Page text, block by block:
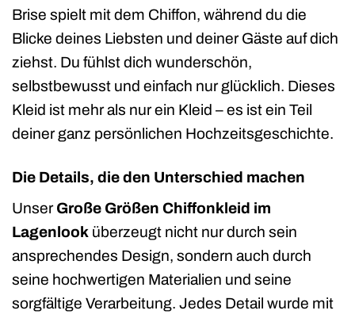
Brise spielt mit dem Chiffon, während du die
Blicke deines Liebsten und deiner Gäste auf dich
ziehst. Du fühlst dich wunderschön,
selbstbewusst und einfach nur glücklich. Dieses
Kleid ist mehr als nur ein Kleid – es ist ein Teil
deiner ganz persönlichen Hochzeitsgeschichte.
Die Details, die den Unterschied machen
UnserGroße Größen Chiffonkleid im
Lagenlook überzeugt nicht nur durch sein
ansprechendes Design, sondern auch durch
seine hochwertigen Materialien und seine
sorgfältige Verarbeitung. Jedes Detail wurde mit